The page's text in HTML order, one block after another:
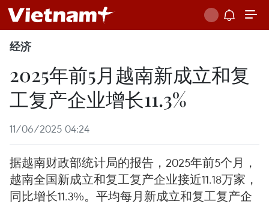
经济
2025年前5月越南新成立和复
工复产企业增长11.3%
11/06/2025 04:24
据越南财政部统计局的报告，2025年前5个月，
越南全国新成立和复工复产企业接近11.18万家，
同比增长11.3%。平均每月新成立和复工复产企